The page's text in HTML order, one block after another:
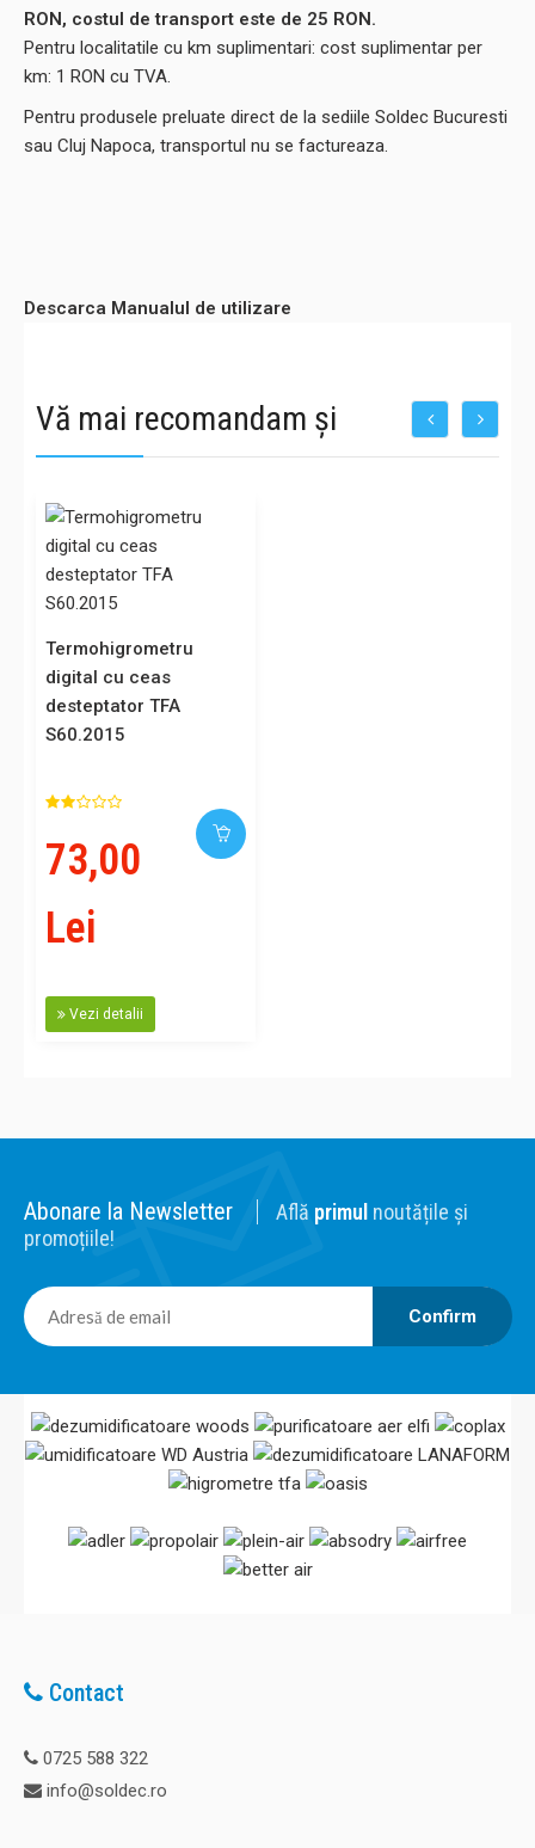
RON, costul de transport este de 25 RON.
Pentru localitatile cu km suplimentari: cost suplimentar per
km: 1 RON cu TVA.
Pentru produsele preluate direct de la sediile Soldec Bucuresti
sau Cluj Napoca, transportul nu se factureaza.
Descarca Manualul de utilizare
Vă mai recomandam și
Termohigrometru
digital cu ceas
desteptator TFA
S60.2015
73,00
Lei
Vezi detalii
Abonare la Newsletter Află primul noutățile și
promoțiile!
Confirm
Contact
0725 588 322
info@soldec.ro